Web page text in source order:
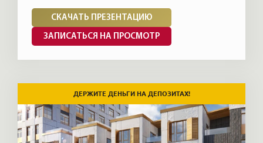
СКАЧАТЬ ПРЕЗЕНТАЦИЮ
ЗАПИСАТЬСЯ НА ПРОСМОТР
ДЕРЖИТЕ ДЕНЬГИ НА ДЕПОЗИТАХ!